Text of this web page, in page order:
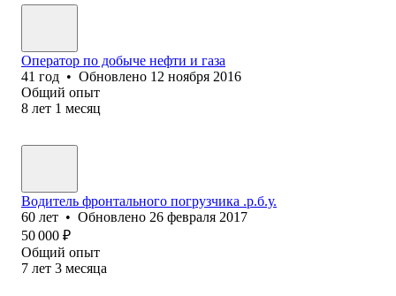
Оператор по добыче нефти и газа
41 год • Обновлено 12 ноября 2016
Общий опыт
8 лет 1 месяц
Водитель фронтального погрузчика .р.б.у.
60 лет • Обновлено 26 февраля 2017
50 000 ₽
Общий опыт
7 лет 3 месяца